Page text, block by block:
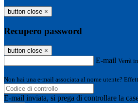
button close ×
Recupero password
button close ×
E-mail Verrà
Non hai una e-mail associata al nome utente?
E-mail inviata, si prega di controllare la